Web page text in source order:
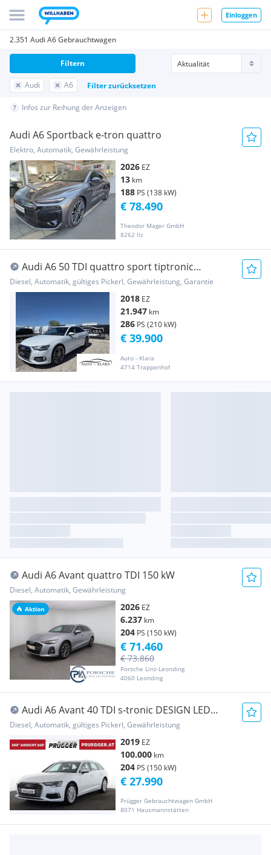
Einloggen
2.351 Audi A6 Gebrauchtwagen
Audi A6 Filter zurücksetzen
Filtern
Infos zur Reihung der Anzeigen
Audi A6 Sportback e-tron quattro
Elektro, Automatik, Gewährleistung
2026 EZ
13 km
188 PS (138 kW)
Theodor Mager GmbH
8262 Ilz
€ 78.490
Audi A6 50 TDI quattro sport tiptronic
*21.947km* Ne...
Diesel, Automatik, gültiges Pickerl, Gewährleistung, Garantie
2018 EZ
21.947 km
286 PS (210 kW)
Auto - Klara
4714 Trappenhof
€ 39.900
Aktion
Audi A6 Avant quattro TDI 150 kW
Diesel, Automatik, Gewährleistung
2026 EZ
6.237 km
204 PS (150 kW)
Porsche Linz-Leonding
4060 Leonding
€ 73.860
€ 71.460
Audi A6 Avant 40 TDI s-tronic DESIGN LED
NAVI E-KLAPPE
Diesel, Automatik, gültiges Pickerl, Gewährleistung
2019 EZ
100.000 km
204 PS (150 kW)
Prügger Gebrauchtwagen GmbH
8071 Hausmannstätten
€ 27.990